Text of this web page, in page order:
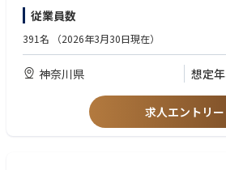
①半導体×素材の要を担う誇り
CMPスラリーは、最先端半導体デバイスに不
の半導体産業を素材から支える実感があり
②製造全体に関われる裁量
③改善が数字と成果で返ってくる
判断が、生産性向上・品質安定・トラブル削
【以下いずれかのご経験ある方】
・現場と経営視点の両立ができる方
■歓迎条件：
・管理職・リーダー経験
従業員数
391名 （2026年3月30日現在）
神奈川県 想定
求人エントリー